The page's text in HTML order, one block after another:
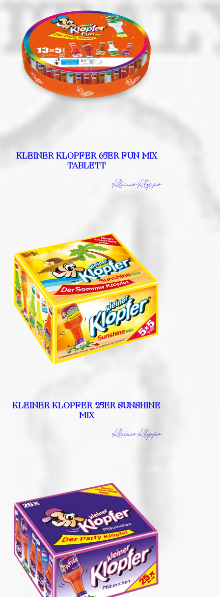
KLEINER KLOPFER 65ER FUN MIX
TABLETT
Kleiner Klopfer
KLEINER KLOPFER 25ER SUNSHINE
MIX
Kleiner Klopfer